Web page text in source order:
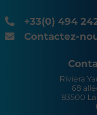
+33(0) 494
Contactez-
Riviera
68
83500